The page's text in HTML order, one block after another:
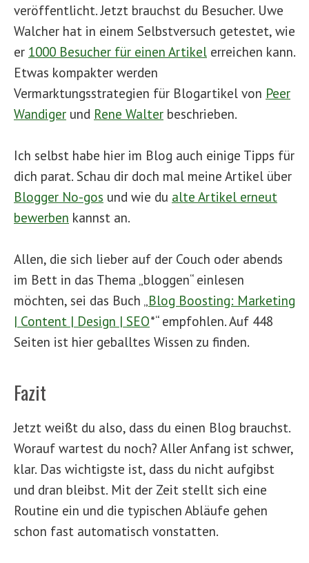
veröffentlicht. Jetzt brauchst du Besucher. Uwe
Walcher hat in einem Selbstversuch getestet, wie
er 1000 Besucher für einen Artikel erreichen kann.
Etwas kompakter werden
Vermarktungsstrategien für Blogartikel von Peer
Wandiger und Rene Walter beschrieben.
Ich selbst habe hier im Blog auch einige Tipps für
dich parat. Schau dir doch mal meine Artikel über
Blogger No-gos und wie du alte Artikel erneut
bewerben kannst an.
Allen, die sich lieber auf der Couch oder abends
im Bett in das Thema „bloggen“ einlesen
möchten, sei das Buch „Blog Boosting: Marketing
| Content | Design | SEO*“ empfohlen. Auf 448
Seiten ist hier geballtes Wissen zu finden.
Fazit
Jetzt weißt du also, dass du einen Blog brauchst.
Worauf wartest du noch? Aller Anfang ist schwer,
klar. Das wichtigste ist, dass du nicht aufgibst
und dran bleibst. Mit der Zeit stellt sich eine
Routine ein und die typischen Abläufe gehen
schon fast automatisch vonstatten.